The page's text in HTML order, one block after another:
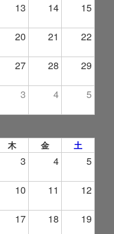
13 14 15
20 21 22
27 28 29
3 4 5
木 金 土
3 4 5
10 11 12
17 18 19